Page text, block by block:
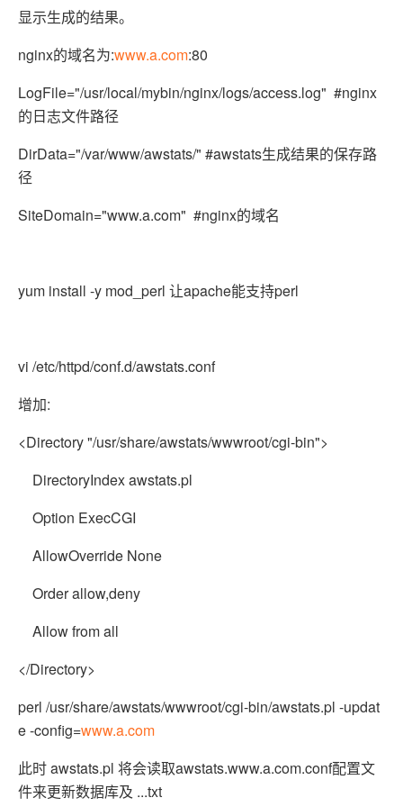
显示生成的结果。
nginx的域名为:www.a.com:80
LogFile="/usr/local/mybin/nginx/logs/access.log" #nginx
的日志文件路径
DirData="/var/www/awstats/" #awstats生成结果的保存路
径
SiteDomain="www.a.com" #nginx的域名
yum install -y mod_perl 让apache能支持perl
vi /etc/httpd/conf.d/awstats.conf
增加:
<Directory "/usr/share/awstats/wwwroot/cgi-bin">
DirectoryIndex awstats.pl
Option ExecCGI
AllowOverride None
Order allow,deny
Allow from all
</Directory>
perl /usr/share/awstats/wwwroot/cgi-bin/awstats.pl -updat
e -config=www.a.com
此时 awstats.pl 将会读取awstats.www.a.com.conf配置文
件来更新数据库及 ...txt